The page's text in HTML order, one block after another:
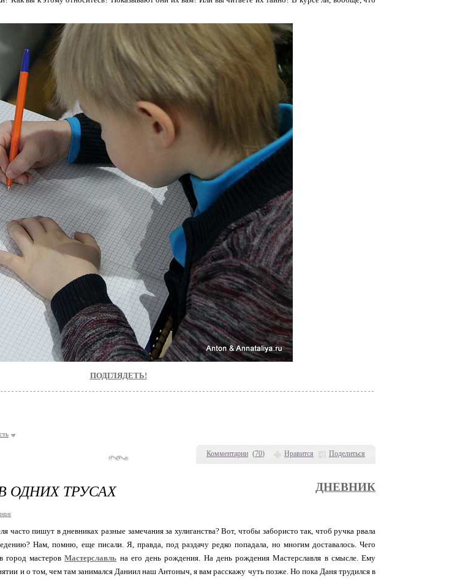
Комментарии (70) Нравится Поделиться
ПОДГЛЯДЕТЬ!
ОДНИХ ТРУСАХ ДНЕВНИК
часто пишут в дневниках разные замечания за хулиганства? Вот, чтобы забористо так, чтоб ручка рвала
Нам, помню, еще писали. Я, правда, под раздачу редко попадала, но многим доставалось. Чего
город мастеровМастерславль на его день рождения. На день рождения Мастерславля в смысле. Ему
и о том, чем там занимался Даниил наш Антоныч, я вам расскажу чуть позже. Но пока Даня трудился в